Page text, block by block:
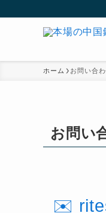
ホーム お問い合
お問い
✉️